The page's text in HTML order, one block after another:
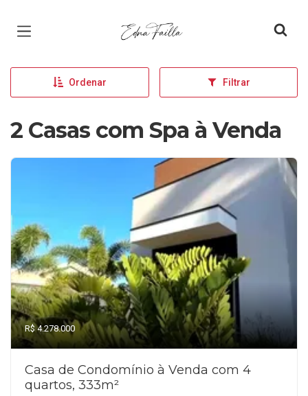
Página inicial
Ordenar Filtrar
2 Casas com Spa à Venda
R$ 4.278.000
Casa de Condomínio à Venda com 4
quartos, 333m²